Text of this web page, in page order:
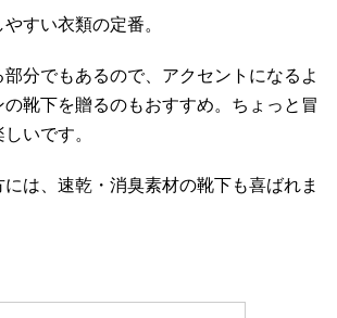
すい衣類の定番。
分でもあるので、アクセントになるよ
の靴下を贈るのもおすすめ。ちょっと冒
いです。
は、速乾・消臭素材の靴下も喜ばれま